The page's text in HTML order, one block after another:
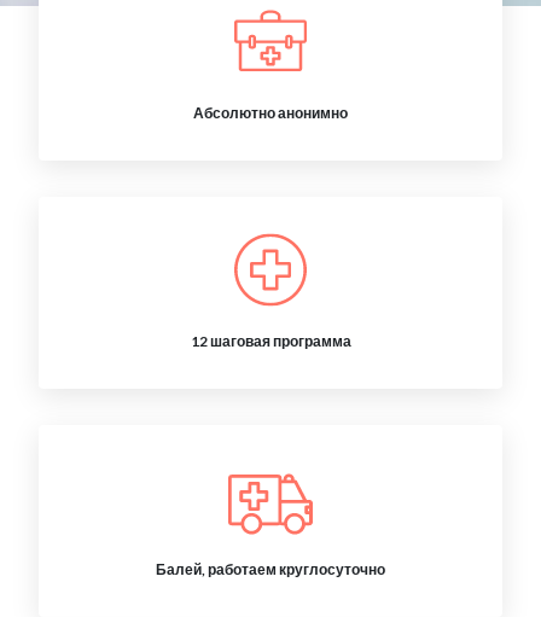
Абсолютно анонимно
12 шаговая программа
Балей, работаем круглосуточно